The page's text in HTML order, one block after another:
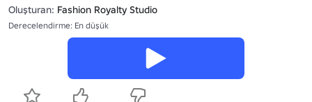
Oluşturan: Fashion Royalty Studio
Derecelendirme: En düşük